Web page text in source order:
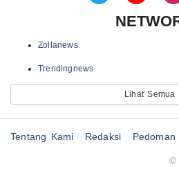
Zollanews
Trendingnews
Lihat Semua
Tentang Kami Redaksi
©